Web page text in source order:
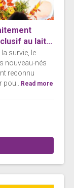
au lait...
survie, le
nouveau-nés
reconnu
Read more